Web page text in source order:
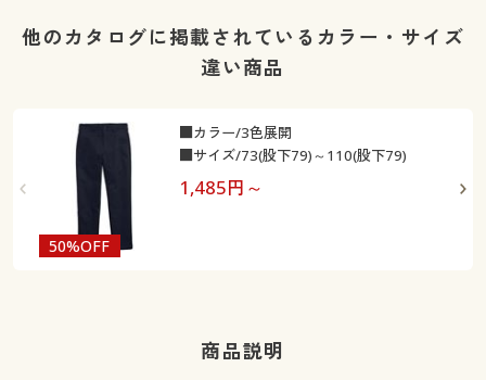
他のカタログに掲載されているカラー・サイズ
違い商品
50%OFF
1,485円～
■カラー/3色展開
■サイズ/73(股下79)～110(股下79)
商品説明